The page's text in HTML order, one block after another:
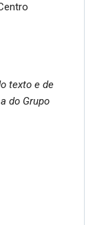
texto e de
do Grupo